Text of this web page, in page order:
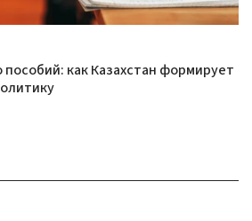
как Казахстан формирует